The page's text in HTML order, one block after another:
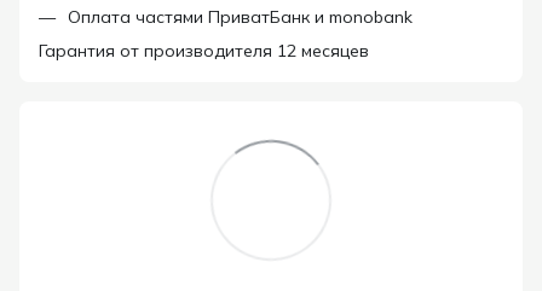
Оплата частями ПриватБанк и monobank
Гарантия от производителя 12 месяцев